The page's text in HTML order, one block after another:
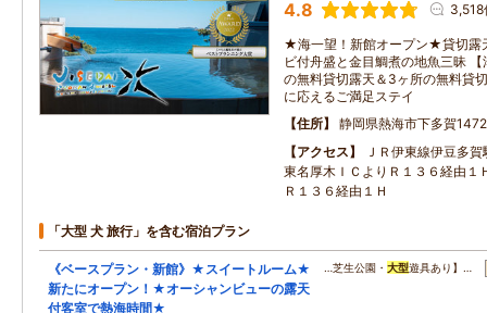
4.8 3,518
★海一望！新館オープン★貸切露
ビ付舟盛と金目鯛煮の地魚三昧
の無料貸切露天＆3ヶ所の無料貸
に応えるご満足ステイ
住所
静岡県熱海市下多賀
アクセス
ＪＲ伊東線伊豆多
東名厚木ＩＣよりＲ１３６経由１
Ｒ１３６経由１Ｈ
「大型 犬 旅行」を含む宿泊プラン
《ベースプラン・新館》★スイートルーム★
新たにオープン！★オーシャンビューの露天
付客室で熱海時間★
…芝生公園・ 大型遊具あり】…